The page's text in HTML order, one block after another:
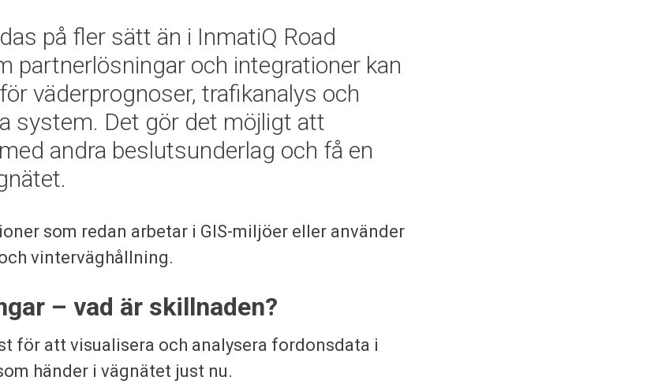
på fler sätt än i InmatiQ Road
partnerlösningar och integrationer kan
väderprognoser, trafikanalys och
system. Det gör det möjligt att
andra beslutsunderlag och få en
som redan arbetar i GIS-miljöer eller använder
vinterväghållning.
– vad är skillnaden?
för att visualisera och analysera fordonsdata i
händer i vägnätet just nu.